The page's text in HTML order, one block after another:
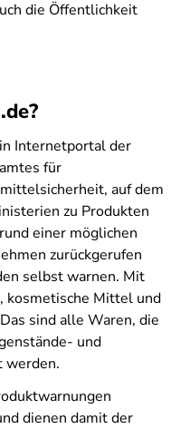
die Öffentlichkeit
Internetportal der
für
auf dem
zu Produkten
einer möglichen
zurückgerufen
selbst warnen. Mit
kosmetische Mittel und
sind alle Waren, die
und
werden.
dienen damit der